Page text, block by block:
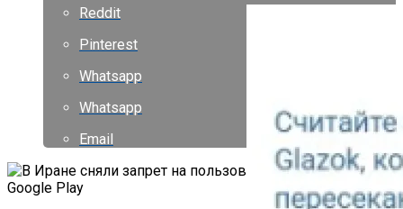
Reddit
Pinterest
Whatsapp
Whatsapp
Email